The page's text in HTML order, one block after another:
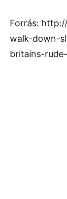
Forrás:
walk-down-
britains-